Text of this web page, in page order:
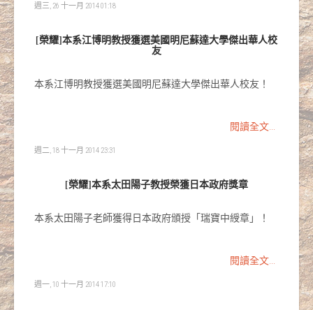
週三, 26 十一月 2014 01:18
[榮耀]本系江博明教授獲選美國明尼蘇達大學傑出華人校
友
本系江博明教授獲選美國明尼蘇達大學傑出華人校友！
閱讀全文...
週二, 18 十一月 2014 23:31
[榮耀]本系太田陽子教授榮獲日本政府獎章
本系太田陽子老師獲得日本政府頒授「瑞寶中綬章」！
閱讀全文...
週一, 10 十一月 2014 17:10